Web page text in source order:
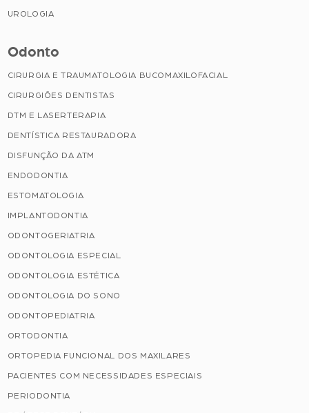
UROLOGIA
Odonto
CIRURGIA E TRAUMATOLOGIA BUCOMAXILOFACIAL
CIRURGIÕES DENTISTAS
DTM E LASERTERAPIA
DENTÍSTICA RESTAURADORA
DISFUNÇÃO DA ATM
ENDODONTIA
ESTOMATOLOGIA
IMPLANTODONTIA
ODONTOGERIATRIA
ODONTOLOGIA ESPECIAL
ODONTOLOGIA ESTÉTICA
ODONTOLOGIA DO SONO
ODONTOPEDIATRIA
ORTODONTIA
ORTOPEDIA FUNCIONAL DOS MAXILARES
PACIENTES COM NECESSIDADES ESPECIAIS
PERIODONTIA